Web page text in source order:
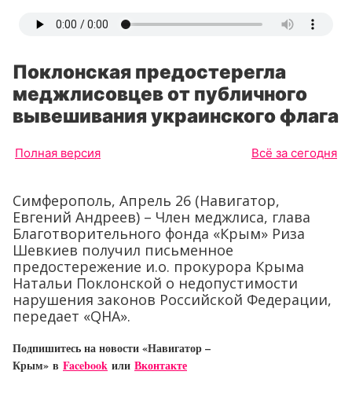
Поклонская предостерегла
меджлисовцев от публичного
вывешивания украинского флага
Полная версия Всё за сегодня
Симферополь, Апрель 26 (Навигатор,
Евгений Андреев) – Член меджлиса, глава
Благотворительного фонда «Крым» Риза
Шевкиев получил письменное
предостережение и.о. прокурора Крыма
Натальи Поклонской о недопустимости
нарушения законов Российской Федерации,
передает «QHA».
Подпишитесь на новости «Навигатор –
Крым» в Facebook или Вконтакте